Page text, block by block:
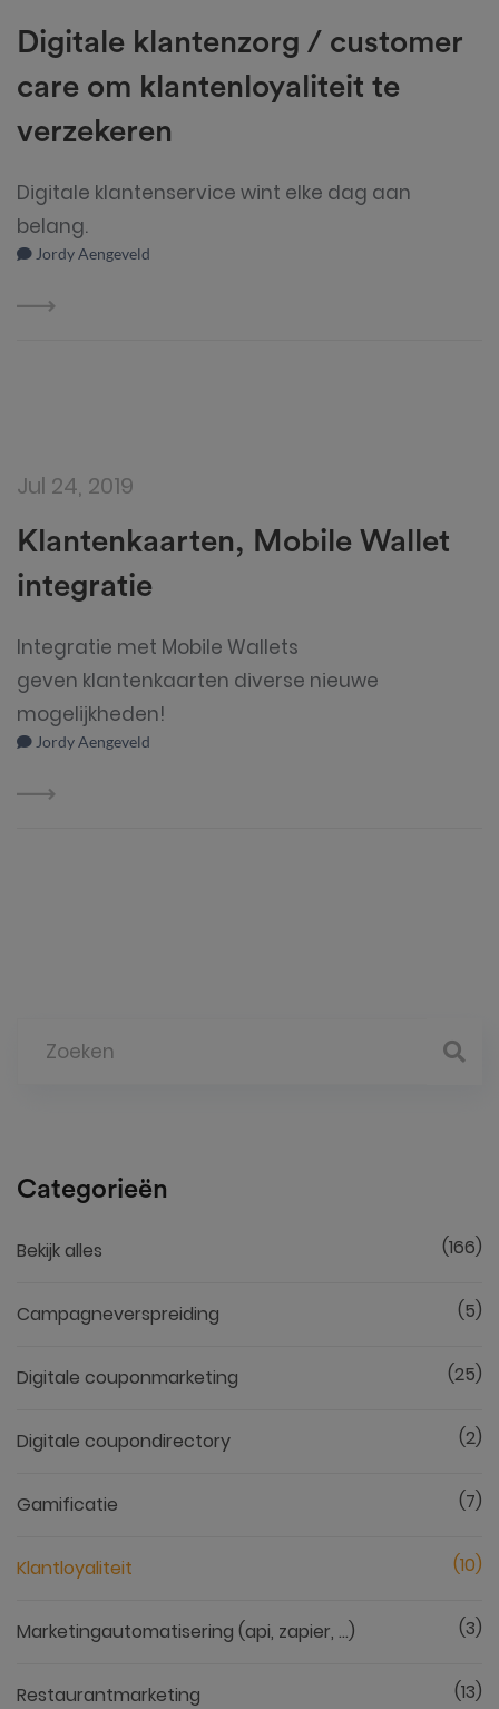
Digitale klantenzorg / customer
care om klantenloyaliteit te
verzekeren
Digitale klantenservice wint elke dag aan
belang.
Jordy Aengeveld
Jul 24, 2019
Klantenkaarten, Mobile Wallet
integratie
Integratie met Mobile Wallets
geven klantenkaarten diverse nieuwe
mogelijkheden!
Jordy Aengeveld
Categorieën
Bekijk alles (166)
Campagneverspreiding (5)
Digitale couponmarketing (25)
Digitale coupondirectory (2)
Gamificatie (7)
Klantloyaliteit (10)
Marketingautomatisering (api, zapier, ...) (3)
Restaurantmarketing (13)